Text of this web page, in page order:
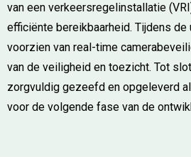
van een verkeersregelinstallatie
efficiënte bereikbaarheid. Tijdens
voorzien van real-time
van de veiligheid en toezicht. Tot
zorgvuldig gezeefd en opgeleverd
voor de volgende fase van de